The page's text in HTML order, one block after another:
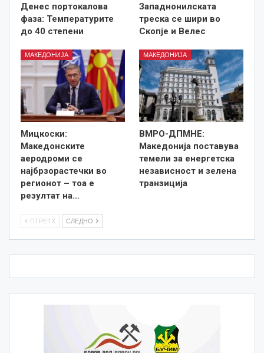
Денес портокалова
фаза: Температурите
до 40 степени
Западнонилската
треска се шири во
Скопје и Велес
МАКЕДОНИЈА
Мицкоски:
Македонските
аеродроми се
најбрзорастечки во
регионот – тоа е
резултат на…
МАКЕДОНИЈА
ВМРО-ДПМНЕ:
Македонија поставува
темели за енергетска
независност и зелена
транзиција
ПТРЕТХ СЛЕДНО